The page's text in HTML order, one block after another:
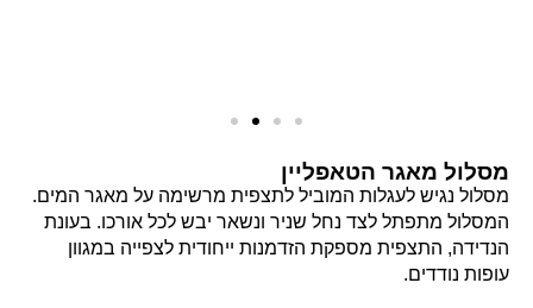
מסלול מאגר הטאפליין
מסלול נגיש לעגלות המוביל לתצפית מרשימה על מאגר המים.
המסלול מתפתל לצד נחל שניר ונשאר יבש לכל אורכו. בעונת
הנדידה, התצפית מספקת הזדמנות ייחודית לצפייה במגוון
עופות נודדים.